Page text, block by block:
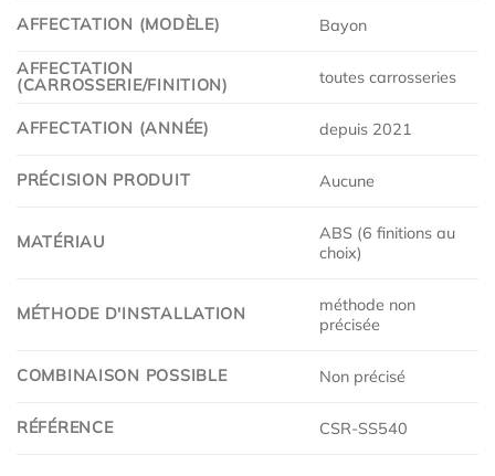
AFFECTATION (MODÈLE) Bayon
AFFECTATION
(CARROSSERIE/FINITION)
toutes carrosseries
AFFECTATION (ANNÉE) depuis 2021
PRÉCISION PRODUIT Aucune
MATÉRIAU
ABS (6 finitions au
choix)
MÉTHODE D'INSTALLATION
méthode non
précisée
COMBINAISON POSSIBLE Non précisé
RÉFÉRENCE CSR-SS540